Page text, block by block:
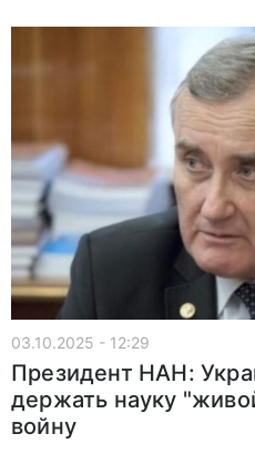
03.10.2025 - 12:29
Президент НАН:
держать науку
войну